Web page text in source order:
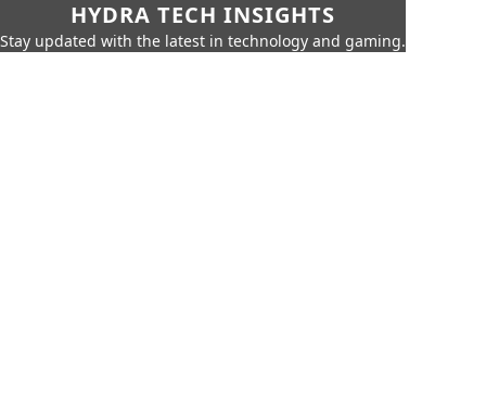
HYDRA TECH INSIGHTS
Stay updated with the latest in technology and gaming.